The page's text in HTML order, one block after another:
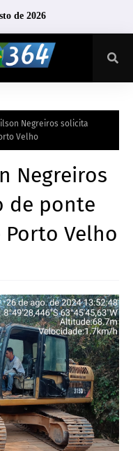
de 2026
Negreiros solicita
Velho
Negreiros
de ponte
Porto Velho